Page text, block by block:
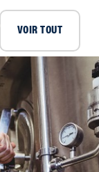
VOIR TOUT